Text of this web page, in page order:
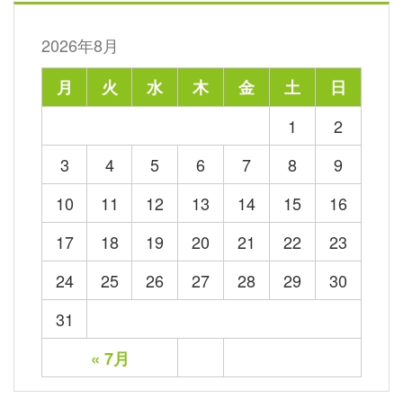
2026年8月
月
火 水 木 金 土 日
« 7月
1
2
3
4 5 6 7 8
9
10
11 12 13 14 15
16
17
18 19 20 21 22
23
24
25 26 27 28 29
30
31